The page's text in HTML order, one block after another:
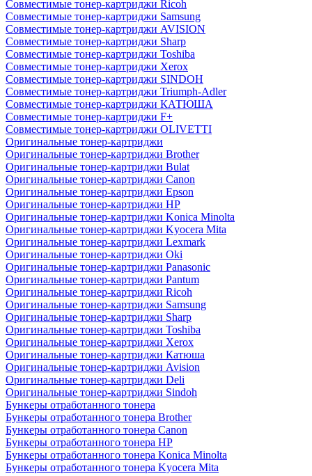
Совместимые тонер-картриджи Ricoh
Совместимые тонер-картриджи Samsung
Совместимые тонер-картриджи AVISION
Совместимые тонер-картриджи Sharp
Совместимые тонер-картриджи Toshiba
Совместимые тонер-картриджи Xerox
Совместимые тонер-картриджи SINDOH
Совместимые тонер-картриджи Triumph-Adler
Совместимые тонер-картриджи КАТЮША
Совместимые тонер-картриджи F+
Совместимые тонер-картриджи OLIVETTI
Оригинальные тонер-картриджи
Оригинальные тонер-картриджи Brother
Оригинальные тонер-картриджи Bulat
Оригинальные тонер-картриджи Canon
Оригинальные тонер-картриджи Epson
Оригинальные тонер-картриджи HP
Оригинальные тонер-картриджи Konica Minolta
Оригинальные тонер-картриджи Kyocera Mita
Оригинальные тонер-картриджи Lexmark
Оригинальные тонер-картриджи Oki
Оригинальные тонер-картриджи Panasonic
Оригинальные тонер-картриджи Pantum
Оригинальные тонер-картриджи Ricoh
Оригинальные тонер-картриджи Samsung
Оригинальные тонер-картриджи Sharp
Оригинальные тонер-картриджи Toshiba
Оригинальные тонер-картриджи Xerox
Оригинальные тонер-картриджи Катюша
Оригинальные тонер-картриджи Avision
Оригинальные тонер-картриджи Deli
Оригинальные тонер-картриджи Sindoh
Бункеры отработанного тонера
Бункеры отработанного тонера Brother
Бункеры отработанного тонера Canon
Бункеры отработанного тонера HP
Бункеры отработанного тонера Konica Minolta
Бункеры отработанного тонера Kyocera Mita